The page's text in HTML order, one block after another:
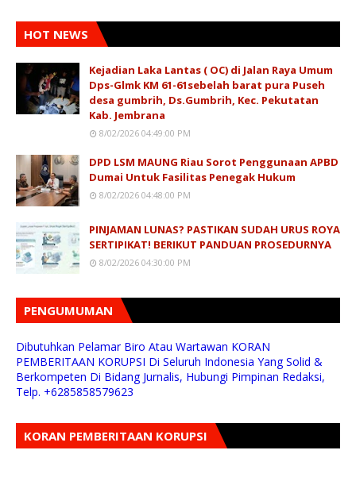
HOT NEWS
Kejadian Laka Lantas ( OC) di Jalan Raya Umum
Dps-Glmk KM 61-61sebelah barat pura Puseh
desa gumbrih, Ds.Gumbrih, Kec. Pekutatan
Kab. Jembrana
8/02/2026 04:49:00 PM
DPD LSM MAUNG Riau Sorot Penggunaan APBD
Dumai Untuk Fasilitas Penegak Hukum
8/02/2026 04:48:00 PM
PINJAMAN LUNAS? PASTIKAN SUDAH URUS ROYA
SERTIPIKAT! BERIKUT PANDUAN PROSEDURNYA
8/02/2026 04:30:00 PM
PENGUMUMAN
Dibutuhkan Pelamar Biro Atau Wartawan KORAN
PEMBERITAAN KORUPSI Di Seluruh Indonesia Yang Solid &
Berkompeten Di Bidang Jurnalis, Hubungi Pimpinan Redaksi,
Telp. +6285858579623
KORAN PEMBERITAAN KORUPSI